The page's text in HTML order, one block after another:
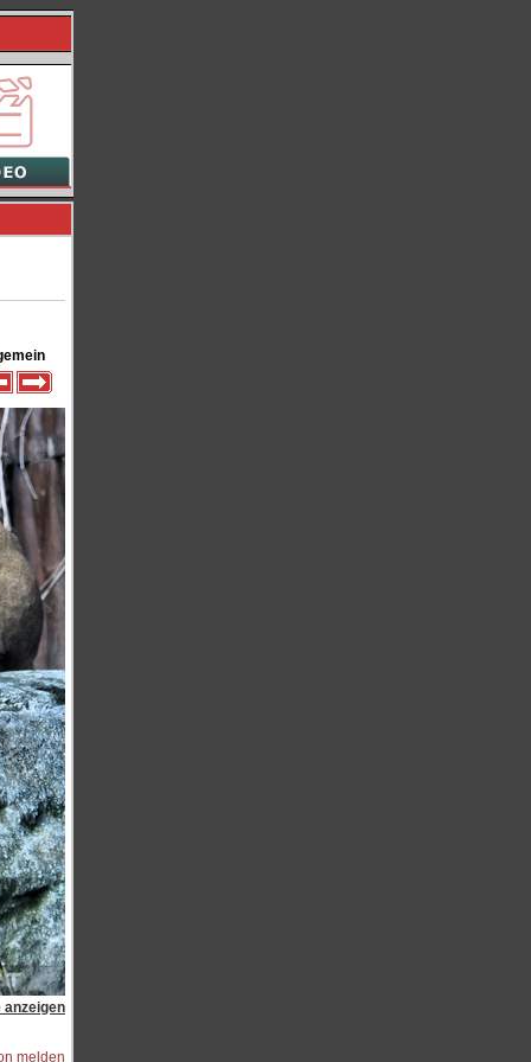
anzeigen
melden